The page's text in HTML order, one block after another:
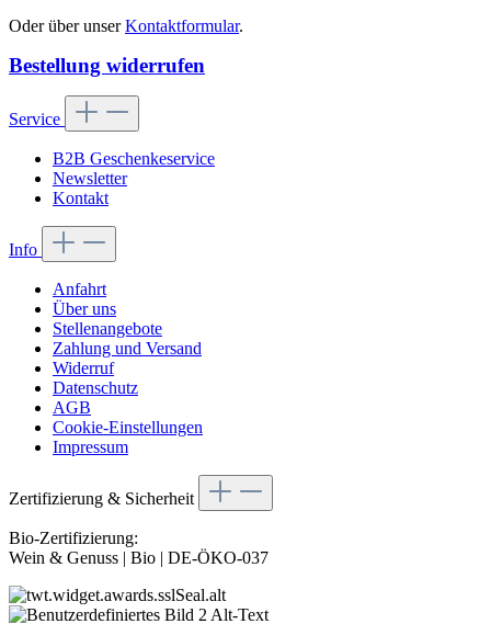
Oder über unserKontaktformular.
Bestellung widerrufen
Service
B2B Geschenkeservice
Newsletter
Kontakt
Info
Anfahrt
Über uns
Stellenangebote
Zahlung und Versand
Widerruf
Datenschutz
AGB
Cookie-Einstellungen
Impressum
Zertifizierung & Sicherheit
Bio-Zertifizierung:
Wein & Genuss | Bio | DE-ÖKO-037